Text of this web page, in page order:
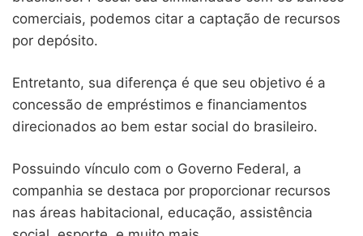
comerciais, podemos citar a captação de recursos
por depósito.
Entretanto, sua diferença é que seu objetivo é a
concessão de empréstimos e financiamentos
direcionados ao bem estar social do brasileiro.
Possuindo vínculo com o Governo Federal, a
companhia se destaca por proporcionar recursos
nas áreas habitacional, educação, assistência